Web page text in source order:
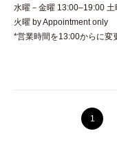
水曜－金曜 13:00–19:00
火曜 by Appointment only
*営業時間を13:00からに変
1